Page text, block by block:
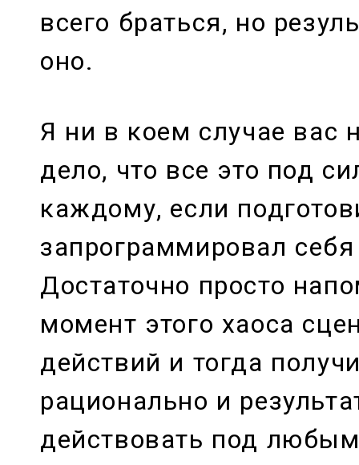
всего браться, но
оно.
Я ни в коем случае вас
дело, что все это под
каждому, если
запрограммировал
Достаточно просто
момент этого хаоса
действий и тогда
рационально и
действовать под